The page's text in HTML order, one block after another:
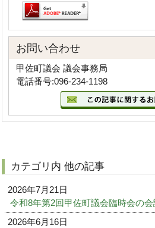
お問い合わせ
甲佐町議会 議会事務局
電話番号:096-234-1198
カテゴリ内 他の記事
2026年7月21日
令和8年第2回甲佐町議会臨時会の
2026年6月16日